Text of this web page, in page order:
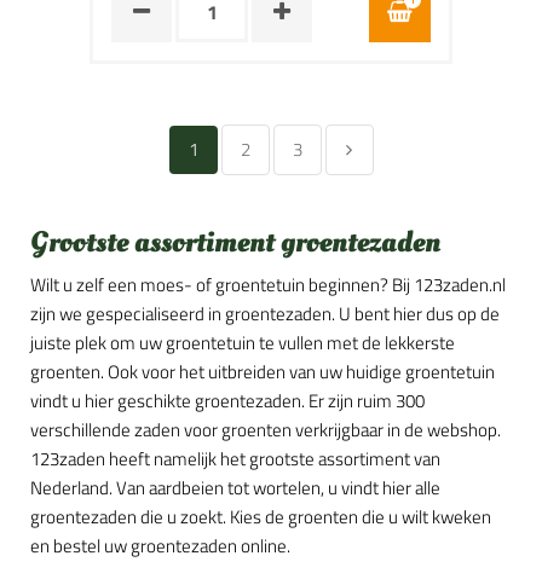
1 2 3
Grootste assortiment groentezaden
Wilt u zelf een moes- of groentetuin beginnen? Bij 123zaden.nl
zijn we gespecialiseerd in groentezaden. U bent hier dus op de
juiste plek om uw groentetuin te vullen met de lekkerste
groenten. Ook voor het uitbreiden van uw huidige groentetuin
vindt u hier geschikte groentezaden. Er zijn ruim 300
verschillende zaden voor groenten verkrijgbaar in de webshop.
123zaden heeft namelijk het grootste assortiment van
Nederland. Van aardbeien tot wortelen, u vindt hier alle
groentezaden die u zoekt. Kies de groenten die u wilt kweken
en bestel uw groentezaden online.